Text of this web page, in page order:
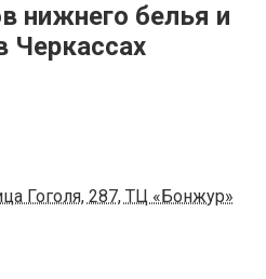
нижнего белья и
Черкассах
Гоголя, 287, ТЦ «Бонжур»